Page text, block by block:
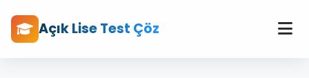
Açık Lise Test Çöz